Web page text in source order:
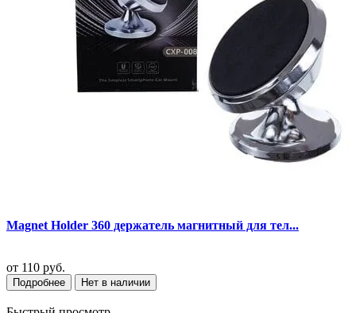
Magnet Holder 360 держатель магнитный для тел...
от 110 руб.
Подробнее Нет в наличии